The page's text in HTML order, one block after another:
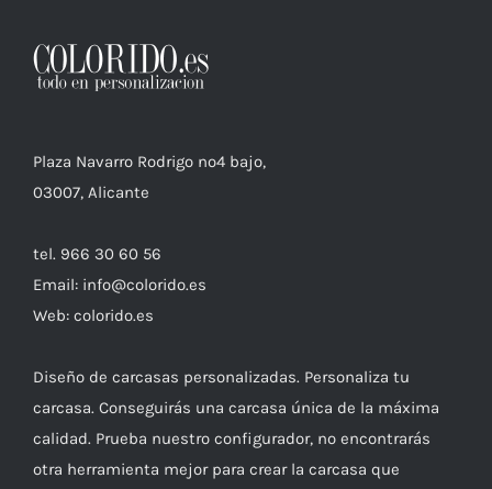
Plaza Navarro Rodrigo nº4 bajo,
03007, Alicante
tel. 966 30 60 56
Email: info@colorido.es
Web: colorido.es
Diseño de carcasas personalizadas. Personaliza tu
carcasa. Conseguirás una carcasa única de la máxima
calidad. Prueba nuestro configurador, no encontrarás
otra herramienta mejor para crear la carcasa que